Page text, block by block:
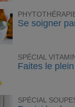
Se soigner
SPÉCIAL
Faites le
SPÉCIAL